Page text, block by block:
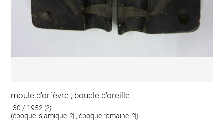
moule d'orfèvre ; boucle d'oreille
-30 / 1952 (?)
(époque islamique [?] ; époque romaine [?])